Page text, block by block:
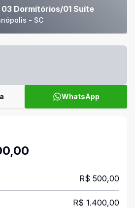
Dormitórios/01 Suíte
- SC
WhatsApp
R$ 500,00
R$ 1.400,00